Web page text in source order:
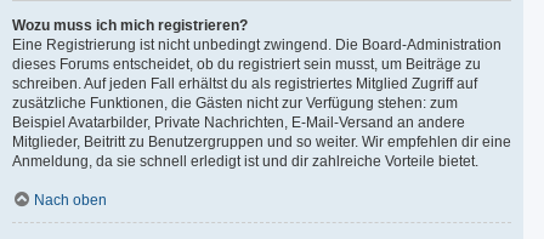
Wozu muss ich mich registrieren?
Eine Registrierung ist nicht unbedingt zwingend. Die Board-Administration
dieses Forums entscheidet, ob du registriert sein musst, um Beiträge zu
schreiben. Auf jeden Fall erhältst du als registriertes Mitglied Zugriff auf
zusätzliche Funktionen, die Gästen nicht zur Verfügung stehen: zum
Beispiel Avatarbilder, Private Nachrichten, E-Mail-Versand an andere
Mitglieder, Beitritt zu Benutzergruppen und so weiter. Wir empfehlen dir eine
Anmeldung, da sie schnell erledigt ist und dir zahlreiche Vorteile bietet.
Nach oben